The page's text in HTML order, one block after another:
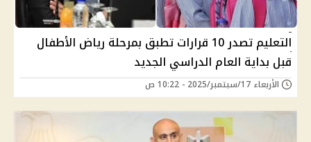
التعليم تصدر 10 قرارات تطبق بمرحلة رياض الأطفال
قبل بداية العام الدراسي الجديد
الأربعاء 17/سبتمبر/2025 - 10:22 ص